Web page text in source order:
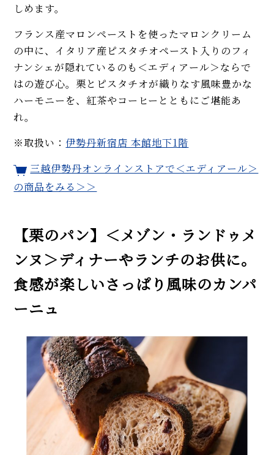
しめます。
フランス産マロンペーストを使ったマロンクリーム
の中に、イタリア産ピスタチオペースト入りのフィ
ナンシェが隠れているのも＜エディアール＞ならで
はの遊び心。栗とピスタチオが織りなす風味豊かな
ハーモニーを、紅茶やコーヒーとともにご堪能あ
れ。
※取扱い： 伊勢丹新宿店 本館地下1階
三越伊勢丹オンラインストアで＜エディアール＞
の商品をみる＞＞
【栗のパン】＜メゾン・ランドゥメ
ンヌ＞ディナーやランチのお供に。
食感が楽しいさっぱり風味のカンパ
ーニュ